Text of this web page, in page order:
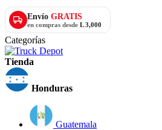
Envío GRATIS
en compras desde L 3,000
Categorías
Tienda
Honduras
Guatemala